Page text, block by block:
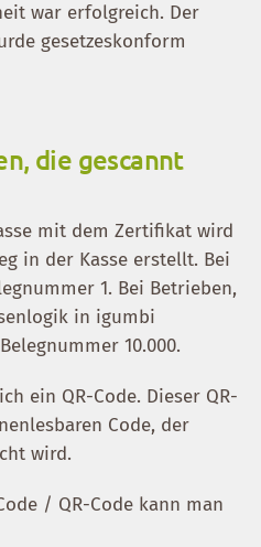
war erfolgreich. Der
gesetzeskonform
die gescannt
mit dem Zertifikat wird
in der Kasse erstellt. Bei
1. Bei Betrieben,
in igumbi
10.000.
ein QR-Code. Dieser QR-
Code, der
wird.
/ QR-Code kann man